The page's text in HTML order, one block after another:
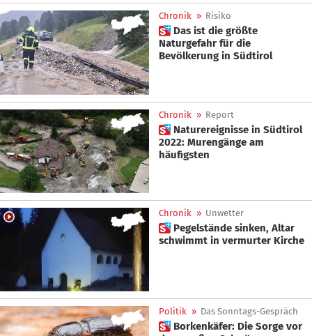
Chronik » Risiko
 Das ist die größte
Naturgefahr für die
Bevölkerung in Südtirol
Chronik » Report
 Naturereignisse in Südtirol
2022: Murengänge am
häufigsten
Chronik » Unwetter
 Pegelstände sinken, Altar
schwimmt in vermurter Kirche
Politik » Das Sonntags-Gespräch
 Borkenkäfer: Die Sorge vor